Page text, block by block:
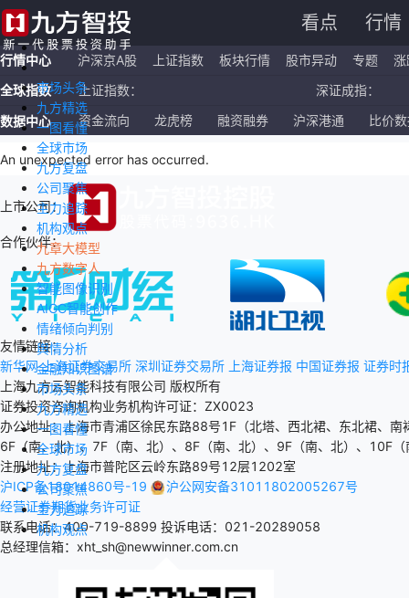
看点 行情
市场头条
九方精选
一图看懂
全球市场
九方复盘
公司聚焦
主力追踪
机构观点
九章大模型
九方数字人
智能图像识别
AIGC智能创作
情绪倾向判别
舆情分析
金融知识图谱
市场头条
九方精选
一图看懂
全球市场
九方复盘
公司聚焦
主力追踪
机构观点
行情中心 沪深京A股 上证指数 板块行情 股市异动 专题
涨
全球指数
上证指数：
深证成指：
恒生指数：
国企指数：
纳斯达克ETF：
数据中心 资金流向 龙虎榜 融资融券 沪深港通 比价
An unexpected error has occurred.
上市公司：
合作伙伴：
友情链接：
新华网 上海证券交易所 深圳证券交易所 上海证券报 中国证券报 证券时
上海九方云智能科技有限公司 版权所有
证券投资咨询机构业务机构许可证：ZX0023
办公地址：上海市青浦区徐民东路88号1F（北塔、西北裙、东北裙、
6F（南、北）、7F（南、北）、8F（南、北）、9F（南、北）、10F
注册地址：上海市普陀区云岭东路89号12层1202室
沪ICP备18014860号-19
沪公网安备31011802005267号
经营证券期货业务许可证
联系电话：400-719-8899 投诉电话：021-20289058
总经理信箱：xht_sh@newwinner.com.cn